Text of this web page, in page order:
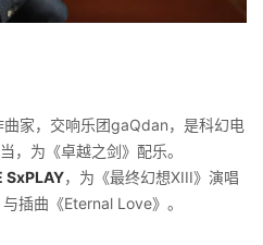
家，交响乐团gaQdan， 是科幻电
，为《卓越之剑》配乐。
SxPLAY， 为《最终幻想XIII》演唱
插曲《Eternal Love》。